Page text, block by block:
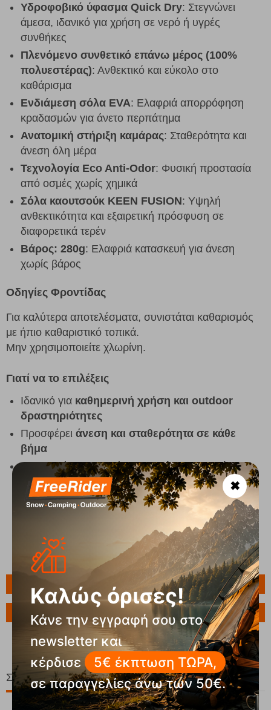
Υδροφοβικό ύφασμα Quick Dry: Στεγνώνει
άμεσα, ιδανικό για χρήση σε νερό ή υγρές
συνθήκες
Πλενόμενο συνθετικό επάνω μέρος (100%
πολυεστέρας): Ανθεκτικό και εύκολο στο
καθάρισμα
Ενδιάμεση σόλα EVA: Ελαφριά απορρόφηση
κραδασμών για άνετο περπάτημα
Ανατομική στήριξη καμάρας: Σταθερότητα και
άνεση όλη μέρα
Τεχνολογία Eco Anti-Odor: Φυσική προστασία
από οσμές χωρίς χημικά
Σόλα καουτσούκ KEEN FUSION: Υψηλή
ανθεκτικότητα και εξαιρετική πρόσφυση σε
διαφορετικά τερέν
Βάρος: 280g: Ελαφριά κατασκευή για άνεση
χωρίς βάρος
Οδηγίες Φροντίδας
Για καλύτερα αποτελέσματα, συνιστάται καθαρισμός
με ήπιο καθαριστικό τοπικά.
Μην χρησιμοποιείτε χλωρίνη.
Γιατί να το επιλέξεις
Ιδανικό για καθημερινή χρήση και outdoor
δραστηριότητες
Προσφέρει άνεση και σταθερότητα σε κάθε
βήμα
Ανθεκτική κατασκευή πουαντέχει σε νερό και
έντονη χρήση
Ερώτηση για το προϊόν
Σχετικά Προϊόντα
✖
Καλώς όρισες!
Κάνε την εγγραφή σου στο
newsletter και
κέρδισε
5€ έκπτωση ΤΩΡΑ,
σε παραγγελίες άνω των 50€.